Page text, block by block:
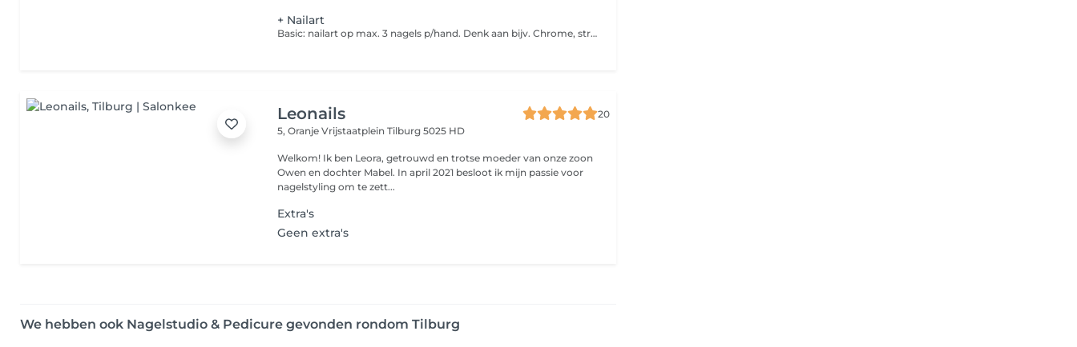
+ Nailart
Basic: nailart op max. 3 nagels p/hand. Denk aan bijv. Chrome, streepjes, stempels, enz. Advanced: nailart op alle nagels. Bijv. Handgeschilderde bloemen, meed complexe designs.
Leonails
20
5, Oranje VrijstaatpleinTilburg 5025 HD
Welkom! Ik ben Leora, getrouwd en trotse moeder van onze zoon
Owen en dochter Mabel. In april 2021 besloot ik mijn passie voor
nagelstyling om te zett...
Extra's
Geen extra's
We hebben ook Nagelstudio & Pedicure gevonden rondom Tilburg